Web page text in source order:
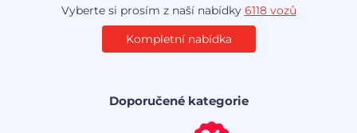
Vyberte si prosím z naší nabídky 6118 vozů
Kompletní nabídka
Doporučené kategorie